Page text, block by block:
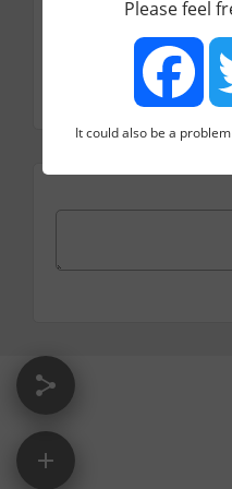
לא חובה
Please feel
Facebook
It could also be a